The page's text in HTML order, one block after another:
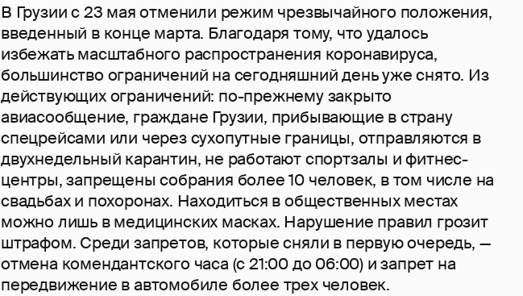
В Грузии с 23 мая отменили режим чрезвычайного положения,
введенный в конце марта. Благодаря тому, что удалось
избежать масштабного распространения коронавируса,
большинство ограничений на сегодняшний день уже снято. Из
действующих ограничений: по-прежнему закрыто
авиасообщение, граждане Грузии, прибывающие в страну
спецрейсами или через сухопутные границы, отправляются в
двухнедельный карантин, не работают спортзалы и фитнес-
центры, запрещены собрания более 10 человек, в том числе на
свадьбах и похоронах. Находиться в общественных местах
можно лишь в медицинских масках. Нарушение правил грозит
штрафом. Среди запретов, которые сняли в первую очередь, —
отмена комендантского часа (с 21:00 до 06:00) и запрет на
передвижение в автомобиле более трех человек.